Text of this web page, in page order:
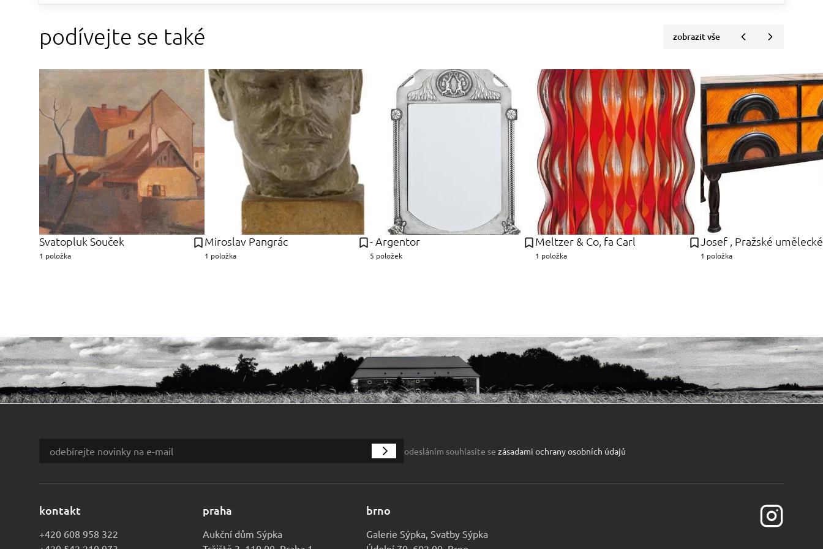
podívejte se také zobrazit vše
Svatopluk Souček
1 položka
Miroslav Pangrác
1 položka
- Argentor
5 položek
Meltzer & Co, fa Carl
1 položka 1 položka
odesláním souhlasíte se zásadami ochrany osobních údajů
kontakt
+420 608 958 322
praha
Aukční dům Sýpka
brno
Galerie Sýpka, Svatby Sýpka